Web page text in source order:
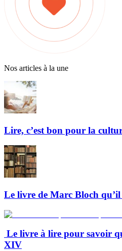
Nos articles à la une
Lire, c’est bon pour la
Le livre de Marc Bloch
Le livre à lire pour savoir
XIV